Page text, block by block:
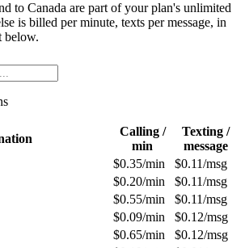
to Canada are part of your plan's unlimited
is billed per minute, texts per message, in
below.
Calling /
min
Texting /
message
$0.35/min $0.11/msg
$0.20/min $0.11/msg
$0.55/min $0.11/msg
$0.09/min $0.12/msg
$0.65/min $0.12/msg